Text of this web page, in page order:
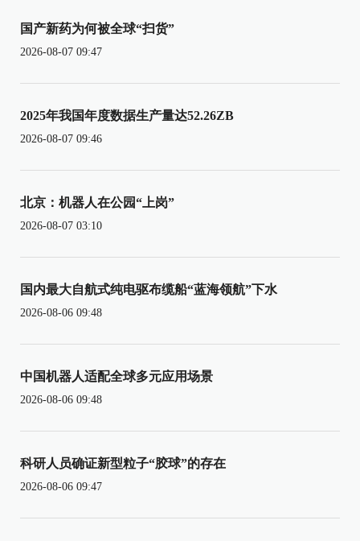
国产新药为何被全球“扫货”
2026-08-07 09:47
2025年我国年度数据生产量达52.26ZB
2026-08-07 09:46
北京：机器人在公园“上岗”
2026-08-07 03:10
国内最大自航式纯电驱布缆船“蓝海领航”下水
2026-08-06 09:48
中国机器人适配全球多元应用场景
2026-08-06 09:48
科研人员确证新型粒子“胶球”的存在
2026-08-06 09:47